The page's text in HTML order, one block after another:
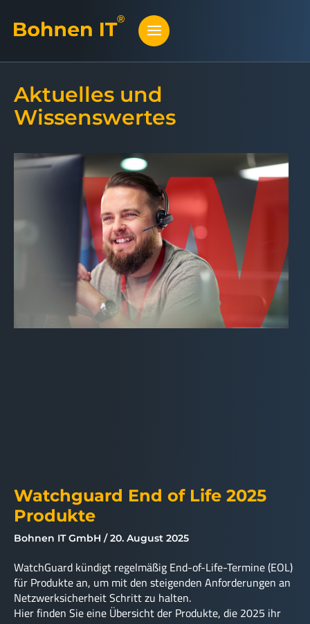
Aktuelles und
Wissenswertes
Watchguard End of Life 2025
Produkte
Bohnen IT GmbH 20. August 2025
WatchGuard kündigt regelmäßig End-of-Life-Termine (EOL)
für Produkte an, um mit den steigenden Anforderungen an
Netzwerksicherheit Schritt zu halten.
Hier finden Sie eine Übersicht der Produkte, die 2025 ihr